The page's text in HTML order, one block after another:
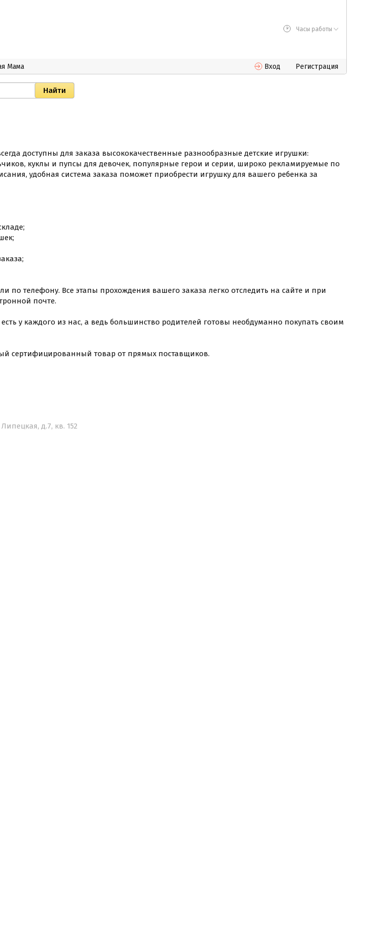
Часы работы
Мама Вход Регистрация
доступны для заказа высококачественные разнообразные детские игрушки:
куклы и пупсы для девочек, популярные герои и серии, широко рекламируемые по
удобная система заказа поможет приобрести игрушку для вашего ребенка за
по телефону. Все этапы прохождения вашего заказа легко отследить на сайте и при
почте.
у каждого из нас, а ведь большинство родителей готовы необдуманно покупать своим
сертифицированный товар от прямых поставщиков.
д.7, кв. 152